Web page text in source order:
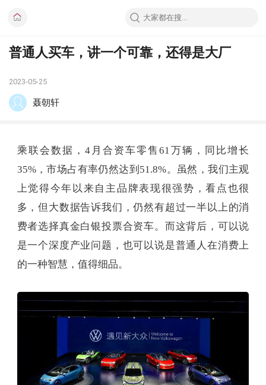
普通人买车，讲一个可靠，还得是大厂
2023-05-25
聂朝轩
乘联会数据，4月合资车零售61万辆，同比增长
35%，市场占有率仍然达到51.8%。虽然，我们主观
上觉得今年以来自主品牌表现很强势，看点也很
多，但大数据告诉我们，仍然有超过一半以上的消
费者选择真金白银投票合资车。而这背后，可以说
是一个深度产业问题，也可以说是普通人在消费上
的一种智慧，值得细品。